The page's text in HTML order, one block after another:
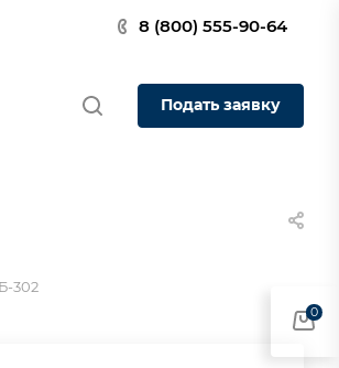
8 (800) 555-90-64
Подать заявку
302
0